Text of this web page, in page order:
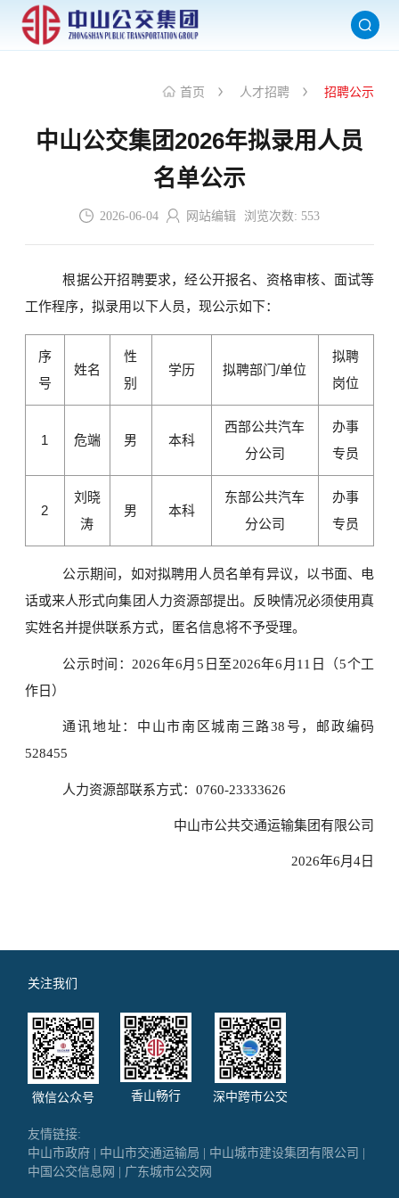
首页 人才招聘 招聘公示
中山公交集团2026年拟录用人员
名单公示
2026-06-04 网站编辑 浏览次数: 553
根据公开招聘要求，经公开报名、资格审核、面试等
工作程序，拟录用以下人员，现公示如下：
序
号
姓名
性
别
学历 拟聘部门/单位
拟聘
岗位
1 危端 男 本科
西部公共汽车
分公司
办事
专员
2
刘晓
涛
男 本科
东部公共汽车
分公司
办事
专员
公示期间，如对拟聘用人员名单有异议，以书面、电
话或来人形式向集团人力资源部提出。反映情况必须使用真
实姓名并提供联系方式，匿名信息将不予受理。
公示时间：2026年6月5日至2026年6月11日（5个工
作日）
通讯地址：中山市南区城南三路38号，邮政编码
528455
人力资源部联系方式：0760-23333626
中山市公共交通运输集团有限公司
2026年6月4日
关注我们
微信公众号 香山畅行 深中跨市公交
友情链接:
中山市政府
中山市交通运输局 中山城市建设集团有限公司
中国公交信息网
广东城市公交网